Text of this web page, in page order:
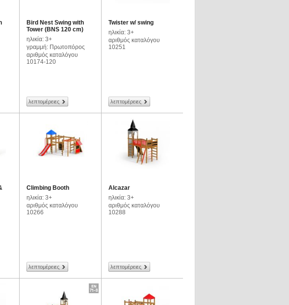
Bird Nest Swing with
Tower (BNS 120 cm)
ηλικία: 3+
γραμμή: Πρωτοπόρος
αριθμός καταλόγου
10174-120
λεπτομέρειες
Twister w/ swing
ηλικία: 3+
αριθμός καταλόγου
10251
λεπτομέρειες
Climbing Booth
ηλικία: 3+
αριθμός καταλόγου
10266
λεπτομέρειες
Alcazar
ηλικία: 3+
αριθμός καταλόγου
10288
λεπτομέρειες